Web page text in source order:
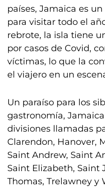
países, Jamaica es
para visitar todo el
rebrote, la isla tiene
por casos de Covid,
víctimas, lo que la
el viajero en un
Un paraíso para los
gastronomía,
divisiones llamadas
Clarendon, Hanover,
Saint Andrew, Saint
Saint Elizabeth, Saint
Thomas, Trelawney y